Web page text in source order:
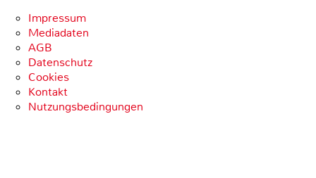
Impressum
Mediadaten
AGB
Datenschutz
Cookies
Kontakt
Nutzungsbedingungen